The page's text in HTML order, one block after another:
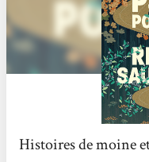
Histoires de moine